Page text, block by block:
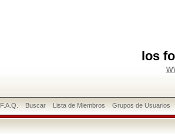
los
F.A.Q. Buscar Lista de Miembros Grupos de Usuarios